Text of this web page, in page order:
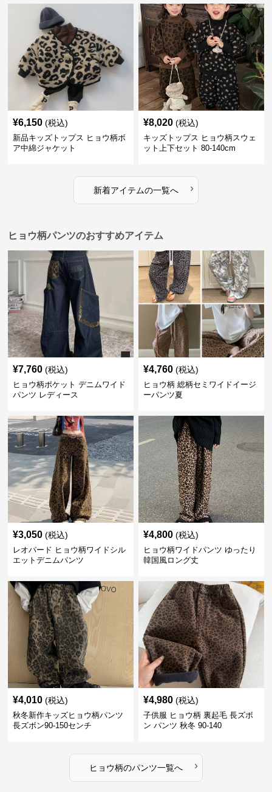
¥6,150 (税込)
新品キッズトップス ヒョウ柄ボ
ア中綿ジャケット
¥8,020 (税込)
キッズトップス ヒョウ柄スウェ
ット上下セット 80-140cm
新着アイテムの一覧へ ›
ヒョウ柄パンツのおすすめアイテム
¥7,760 (税込)
ヒョウ柄ポケット デニムワイド
パンツ レディース
¥4,760 (税込)
ヒョウ柄 総柄セミワイドイージ
ーパンツ夏
¥3,050 (税込)
レオパード ヒョウ柄ワイドシル
エットデニムパンツ
¥4,800 (税込)
ヒョウ柄ワイドパンツ ゆったり
韓国風ロング丈
¥4,010 (税込)
秋冬新作キッズヒョウ柄パンツ
長ズボン90-150センチ
¥4,980 (税込)
子供服 ヒョウ柄 裏起毛 長ズボ
ン パンツ 秋冬 90-140
ヒョウ柄のパンツ一覧へ ›